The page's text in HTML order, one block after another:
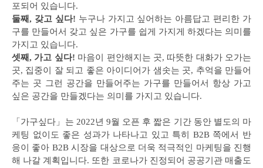
포되어 있습니다.
둘째, 갖고 싶다! 누구나 가지고 싶어하는 아름답고 편리한 가
구를 만들어서 갖고 싶은 가구를 쉽게 가지게 하겠다는 의미를
가지고 있습니다.
셋째, 가고 싶다! 마음이 편안해지는 곳, 따뜻한 대화가 오가는
곳, 집중이 잘 되고 좋은 아이디어가 샘솟는 곳, 추억을 만들어
주는 곳 그런 공간을 만들어주는 가구를 만들어서 항상 가고
싶은 공간을 만들겠다는 의미를 가지고 있습니다.
「가구싶다」는 2022년 9월 오픈 후 짧은 기간 동안 별도의 마
케팅 없이도 좋은 성과가 나타나고 있고 특히 B2B 쪽에서 반
응이 좋아 B2B 시장을 대상으로 더욱 적극적인 마케팅을 진행
해 나갈 계획입니다. 또한 코로나가 진정되어 공공기관 매출도